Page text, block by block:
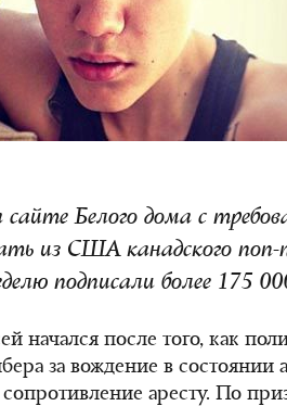
Белого дома с
из США канадского
подписали более 175
начался после того, как
за вождение в состоянии
аресту. По